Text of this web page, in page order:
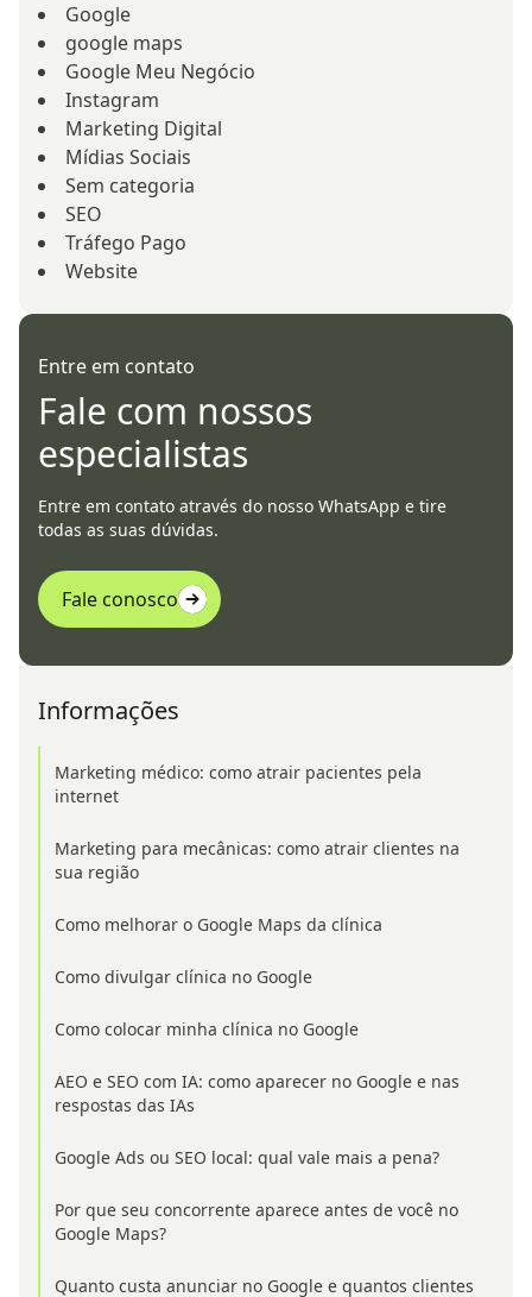
Google
google maps
Google Meu Negócio
Instagram
Marketing Digital
Mídias Sociais
Sem categoria
SEO
Tráfego Pago
Website
Entre em contato
Fale com nossos
especialistas
Entre em contato através do nosso WhatsApp e tire
todas as suas dúvidas.
Fale conosco
Informações
Marketing médico: como atrair pacientes pela
internet
Marketing para mecânicas: como atrair clientes na
sua região
Como melhorar o Google Maps da clínica
Como divulgar clínica no Google
Como colocar minha clínica no Google
AEO e SEO com IA: como aparecer no Google e nas
respostas das IAs
Google Ads ou SEO local: qual vale mais a pena?
Por que seu concorrente aparece antes de você no
Google Maps?
Quanto custa anunciar no Google e quantos clientes